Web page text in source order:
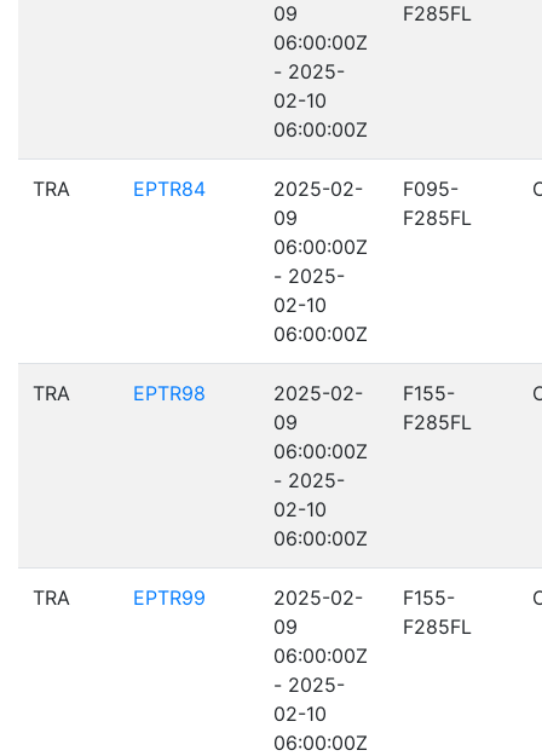
09
06:00:00Z
- 2025-
02-10
06:00:00Z
F285FL
TRA EPTR84
2025-02-
09
06:00:00Z
- 2025-
02-10
06:00:00Z
F095-
F285FL
TRA EPTR98
2025-02-
09
06:00:00Z
- 2025-
02-10
06:00:00Z
F155-
F285FL
TRA EPTR99
2025-02-
09
06:00:00Z
- 2025-
02-10
06:00:00Z
F155-
F285FL